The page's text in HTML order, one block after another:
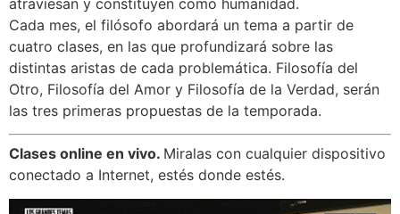
atraviesan y constituyen como humanidad.
Cada mes, el filósofo abordará un tema a partir de
cuatro clases, en las que profundizará sobre las
distintas aristas de cada problemática. Filosofía del
Otro, Filosofía del Amor y Filosofía de la Verdad, serán
las tres primeras propuestas de la temporada.
Clases online en vivo. Miralas con cualquier dispositivo
conectado a Internet, estés donde estés.